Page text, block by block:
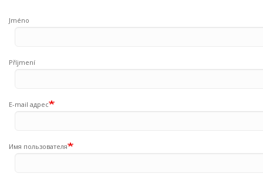
Jméno
Příjmení
E-mail адрес
Имя пользователя